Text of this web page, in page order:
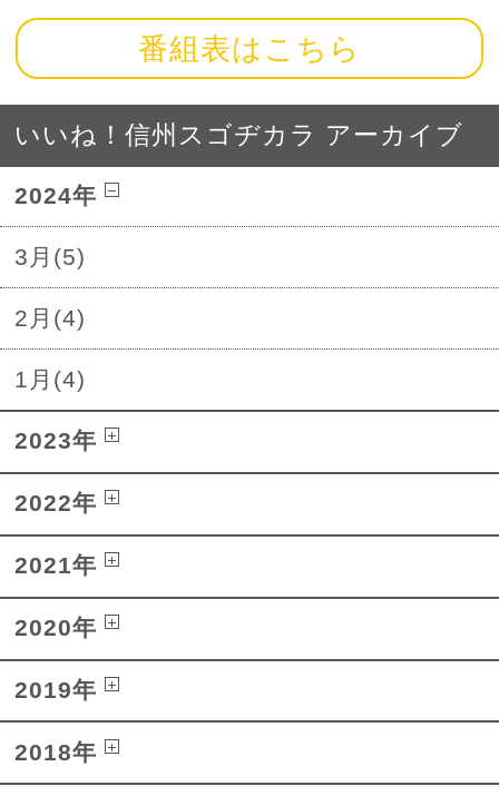
番組表はこちら
いいね！信州スゴヂカラ アーカイブ
2024年
3月(5)
2月(4)
1月(4)
2023年
2022年
2021年
2020年
2019年
2018年